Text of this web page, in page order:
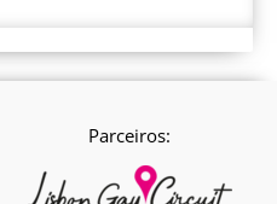
Parceiros: